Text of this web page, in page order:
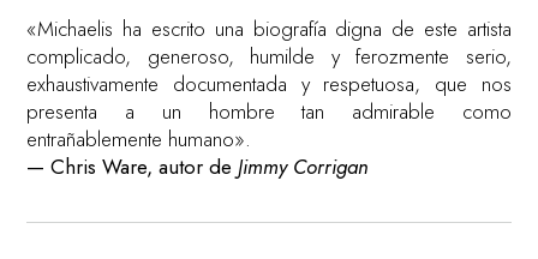
«Michaelis ha escrito una biografía digna de este artista
complicado, generoso, humilde y ferozmente serio,
exhaustivamente documentada y respetuosa, que nos
presenta a un hombre tan admirable como
entrañablemente humano».
— Chris Ware, autor de Jimmy Corrigan